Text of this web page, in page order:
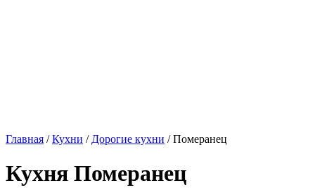
Главная /Кухни / Дорогие кухни / Померанец
Кухня Померанец